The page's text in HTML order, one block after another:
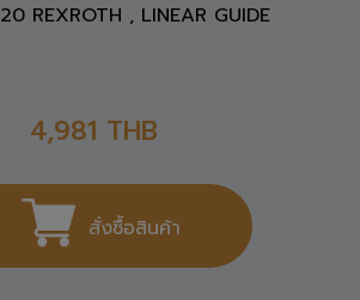
REXROTH , LINEAR GUIDE
4,981 THB
สั่งซื้อสินค้า